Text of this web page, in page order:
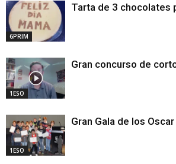
6PRIM
Tarta de 3 chocolates
1ESO
Gran concurso de
1ESO
Gran Gala de los